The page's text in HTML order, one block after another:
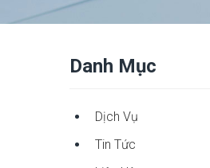
Danh Mục
Dịch Vụ
Tin Tức